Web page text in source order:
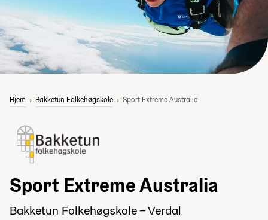
Hjem Bakketun Folkehøgskole Sport Extreme Australia
Sport Extreme Australia
Bakketun Folkehøgskole – Verdal